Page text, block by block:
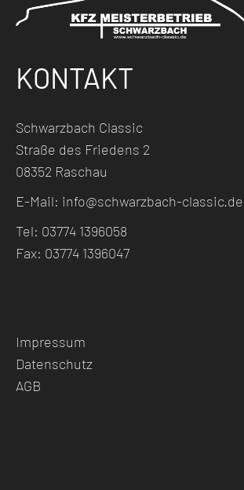
KONTAKT
Schwarzbach Classic
Straße des Friedens 2
08352 Raschau
E-Mail: info@schwarzbach-classic.de
Tel: 03774 1396058
Fax: 03774 1396047
Impressum
Datenschutz
AGB